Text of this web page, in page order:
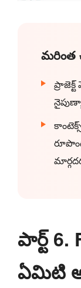
మరింత
పార్ట్ 6.
ఏమిటి